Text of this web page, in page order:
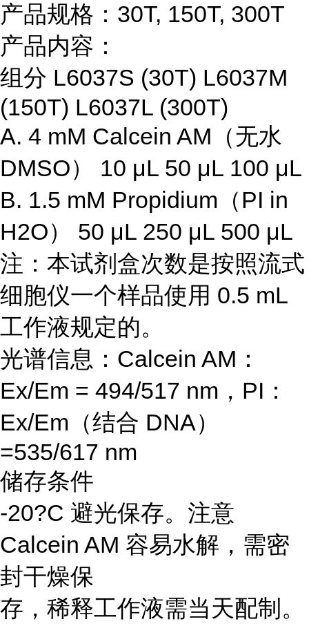
产品规格：30T, 150T, 300T
产品内容：
组分 L6037S (30T) L6037M
(150T) L6037L (300T)
A. 4 mM Calcein AM（无水
DMSO） 10 μL 50 μL 100 μL
B. 1.5 mM Propidium（PI in
H2O） 50 μL 250 μL 500 μL
注：本试剂盒次数是按照流式
细胞仪一个样品使用 0.5 mL
工作液规定的。
光谱信息：Calcein AM：
Ex/Em = 494/517 nm，PI：
Ex/Em（结合 DNA）
=535/617 nm
储存条件
-20?C 避光保存。注意
Calcein AM 容易水解，需密
封干燥保
存，稀释工作液需当天配制。